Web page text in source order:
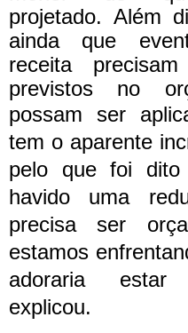
projetado. Além
ainda que
receita
previstos no
possam ser
tem o aparente
pelo que foi dito
havido uma
precisa ser
estamos
adoraria estar
explicou.